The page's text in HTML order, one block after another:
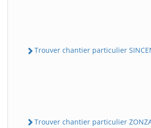
Trouver chantier particulier
Trouver chantier particulier